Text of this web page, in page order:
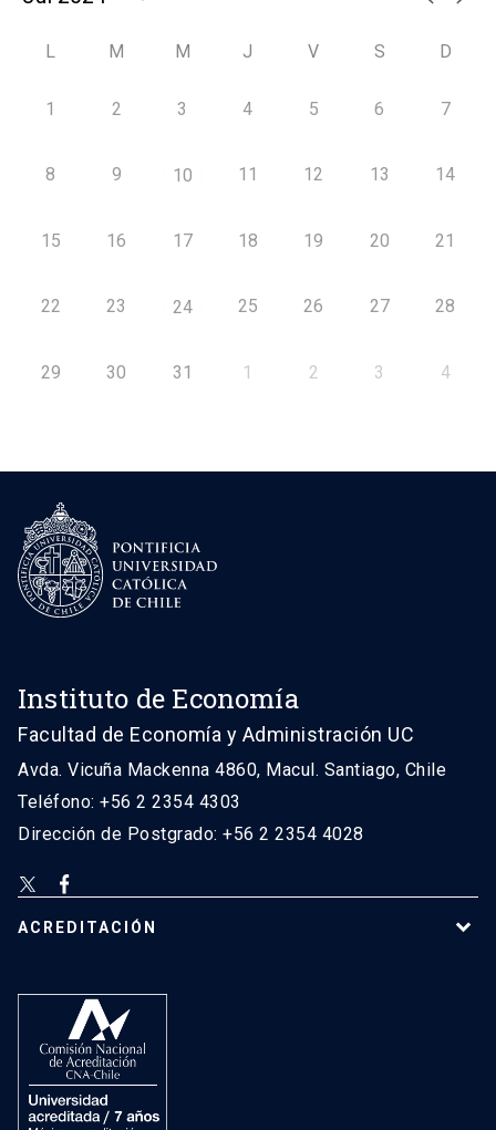
L M M J V S D
1 2 3 4 5 6 7
8 9 10 11 12 13 14
15 16 17 18 19 20 21
22 23 24 25 26 27 28
29 30 31 1 2 3 4
Instituto de Economía
Facultad de Economía y Administración UC
Avda. Vicuña Mackenna 4860, Macul. Santiago, Chile
Teléfono: +56 2 2354 4303
Dirección de Postgrado: +56 2 2354 4028
ACREDITACIÓN